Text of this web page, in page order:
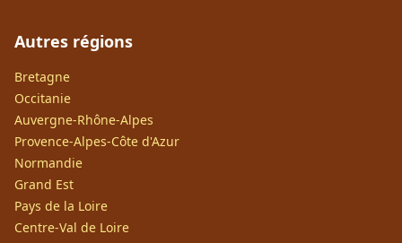
Autres régions
Bretagne
Occitanie
Auvergne-Rhône-Alpes
Provence-Alpes-Côte d'Azur
Normandie
Grand Est
Pays de la Loire
Centre-Val de Loire